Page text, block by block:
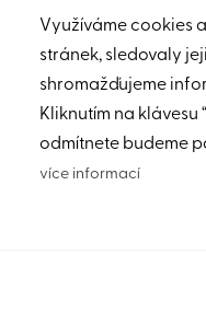
Využíváme cookies
stránek, sledovaly
shromažďujeme
Kliknutím na klávesu
odmítnete budeme
více informací